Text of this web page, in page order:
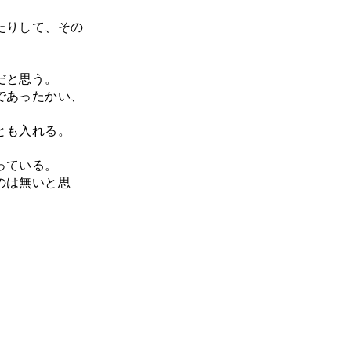
りして、その
思う。
ったかい、
入れる。
いる。
は無いと思